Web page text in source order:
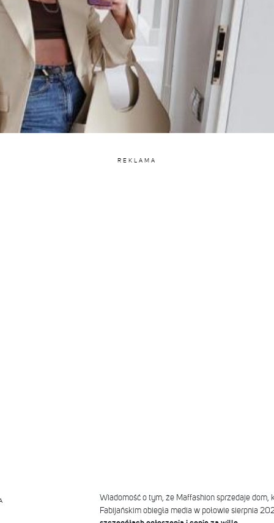
REKLAMA
Wiadomość o tym, że Maffashion sprzedaje dom,
Fabijańskim obiegła media w połowie sierpnia